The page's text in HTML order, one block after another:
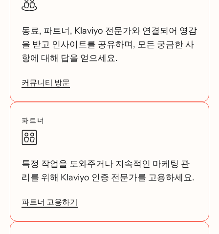
동료, 파트너, Klaviyo 전문가와 연결되어 영감
을 받고 인사이트를 공유하며, 모든 궁금한 사
항에 대해 답을 얻으세요.
커뮤니티 방문
파트너
특정 작업을 도와주거나 지속적인 마케팅 관
리를 위해 Klaviyo 인증 전문가를 고용하세요.
파트너 고용하기